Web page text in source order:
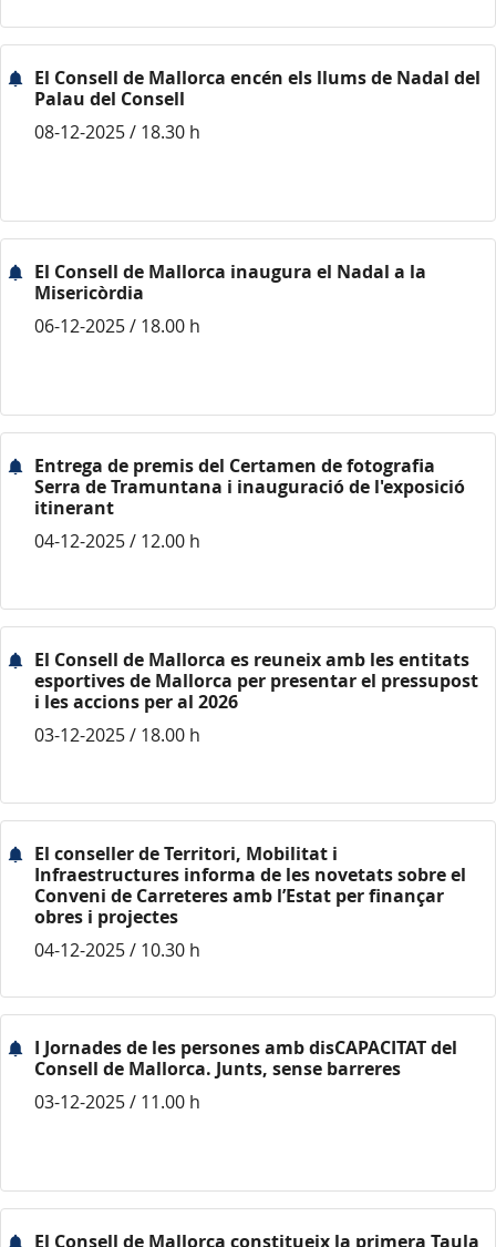
El Consell de Mallorca encén els llums de Nadal del
Palau del Consell
08-12-2025 / 18.30 h
El Consell de Mallorca inaugura el Nadal a la
Misericòrdia
06-12-2025 / 18.00 h
Entrega de premis del Certamen de fotografia
Serra de Tramuntana i inauguració de l'exposició
itinerant
04-12-2025 / 12.00 h
El Consell de Mallorca es reuneix amb les entitats
esportives de Mallorca per presentar el pressupost
i les accions per al 2026
03-12-2025 / 18.00 h
El conseller de Territori, Mobilitat i
Infraestructures informa de les novetats sobre el
Conveni de Carreteres amb l’Estat per finançar
obres i projectes
04-12-2025 / 10.30 h
I Jornades de les persones amb disCAPACITAT del
Consell de Mallorca. Junts, sense barreres
03-12-2025 / 11.00 h
El Consell de Mallorca constitueix la primera Taula